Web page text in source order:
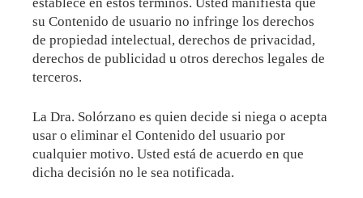
establece en estos términos. Usted manifiesta que
su Contenido de usuario no infringe los derechos
de propiedad intelectual, derechos de privacidad,
derechos de publicidad u otros derechos legales de
terceros.
La Dra. Solórzano es quien decide si niega o acepta
usar o eliminar el Contenido del usuario por
cualquier motivo. Usted está de acuerdo en que
dicha decisión no le sea notificada.